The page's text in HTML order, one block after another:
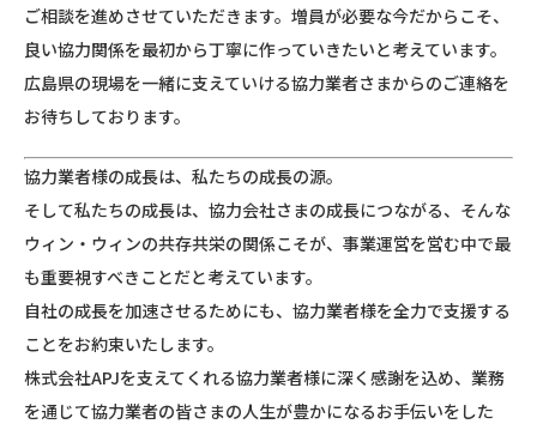
ご相談を進めさせていただきます。増員が必要な今だからこそ、
良い協力関係を最初から丁寧に作っていきたいと考えています。
広島県の現場を一緒に支えていける協力業者さまからのご連絡を
お待ちしております。
協力業者様の成長は、私たちの成長の源。
そして私たちの成長は、協力会社さまの成長につながる、そんな
ウィン・ウィンの共存共栄の関係こそが、事業運営を営む中で最
も重要視すべきことだと考えています。
自社の成長を加速させるためにも、協力業者様を全力で支援する
ことをお約束いたします。
株式会社APJを支えてくれる協力業者様に深く感謝を込め、業務
を通じて協力業者の皆さまの人生が豊かになるお手伝いをした